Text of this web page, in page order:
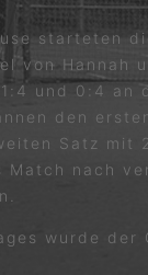
starteten
von Hannah
und 0:4 an
den
Satz mit
Match nach
wurde der